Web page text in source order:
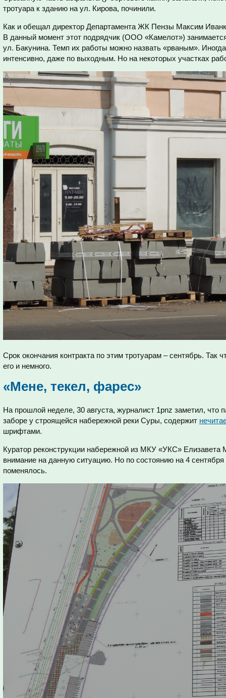
тротуара к зданию на ул. Кирова, починили.
Как и обещал директор Департамента ЖК Пензы Максим
В данный момент этот подрядчик (ООО «Камелот»)
ул. Бакунина. Темп их работы можно назвать «рваным».
интенсивно, даже по выходным. Но на некоторых участках
Срок окончания контракта по этим тротуарам – сентябрь. Так
его и немного.
«Мене, текел, фарес»
На прошлой неделе, 30 августа, журналист 1pnz заметил, что
заборе у строящейся набережной реки Суры, содержит
шрифтами.
Куратор реконструкции набережной из МКУ «УКС»
внимание на данную ситуацию. Но по состоянию на 4 сентября
поменялось.